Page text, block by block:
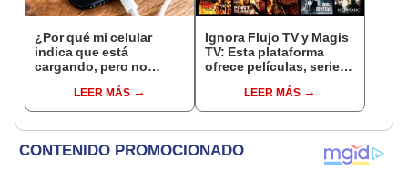
¿Por qué mi celular
indica que está
cargando, pero no
arreglarlo?LEER MÁS
Ignora Flujo TV y Magis
TV: Esta plataforma
ofrece películas, series
Smart TV, teléfono o PC
LEER MÁS